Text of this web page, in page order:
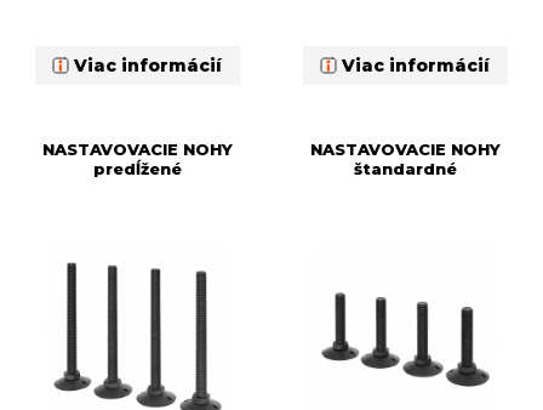
Viac informácií Viac informácií
NASTAVOVACIE NOHY
predĺžené
NASTAVOVACIE NOHY
štandardné